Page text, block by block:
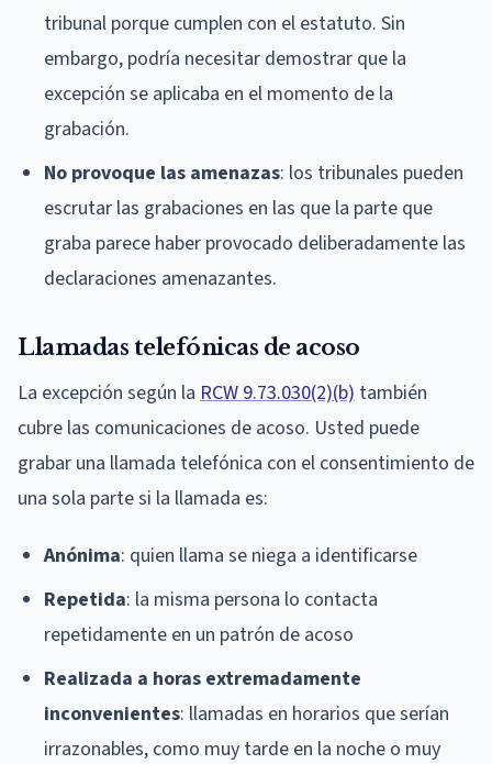
tribunal porque cumplen con el estatuto. Sin
embargo, podría necesitar demostrar que la
excepción se aplicaba en el momento de la
grabación.
No provoque las amenazas: los tribunales pueden
escrutar las grabaciones en las que la parte que
graba parece haber provocado deliberadamente las
declaraciones amenazantes.
Llamadas telefónicas de acoso
La excepción según la RCW 9.73.030(2)(b) también
cubre las comunicaciones de acoso. Usted puede
grabar una llamada telefónica con el consentimiento de
una sola parte si la llamada es:
Anónima: quien llama se niega a identificarse
Repetida: la misma persona lo contacta
repetidamente en un patrón de acoso
Realizada a horas extremadamente
inconvenientes: llamadas en horarios que serían
irrazonables, como muy tarde en la noche o muy